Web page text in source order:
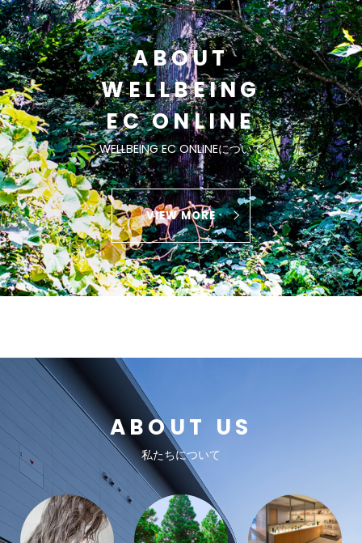
ABOUT
WELLBEING
EC ONLINE
WELLBEING EC ONLINEについて
VIEW MORE
ABOUT US
私たちについて